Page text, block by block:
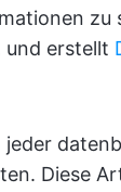
zu
und erstellt
Diese